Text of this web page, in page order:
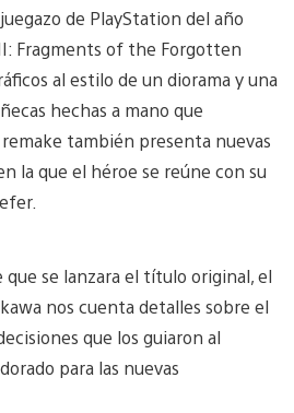
de PlayStation del año
Fragments of the Forgotten
al estilo de un diorama y una
hechas a mano que
también presenta nuevas
la que el héroe se reúne con su
que se lanzara el título original, el
nos cuenta detalles sobre el
que los guiaron al
para las nuevas